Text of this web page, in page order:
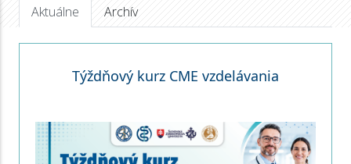
Aktuálne Archív
Týždňový kurz CME vzdelávania